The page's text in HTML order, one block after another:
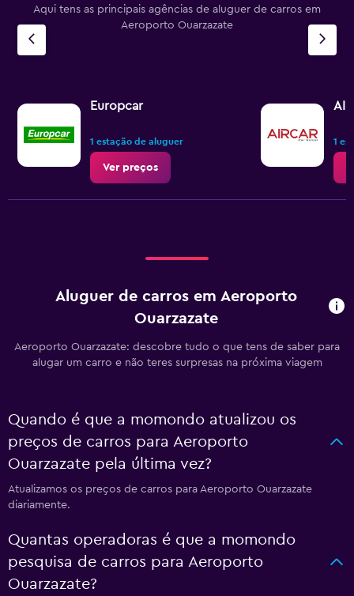
Aqui tens as principais agências de aluguer de carros em
Aeroporto Ouarzazate
Europcar
1 estação de aluguer
Ver preços
1
Aluguer de carros em Aeroporto
Ouarzazate
Aeroporto Ouarzazate: descobre tudo o que tens de saber para
alugar um carro e não teres surpresas na próxima viagem
Quando é que a momondo atualizou os
preços de carros para Aeroporto
Ouarzazate pela última vez?
Atualizamos os preços de carros para Aeroporto Ouarzazate
diariamente.
Quantas operadoras é que a momondo
pesquisa de carros para Aeroporto
Ouarzazate?